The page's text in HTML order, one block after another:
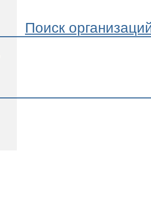
Поиск